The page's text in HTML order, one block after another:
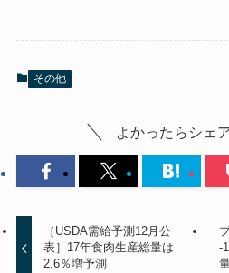
その他
よかったらシェ
［USDA需給予測12月公
表］17年食肉生産総量は
2.6％増予測
-